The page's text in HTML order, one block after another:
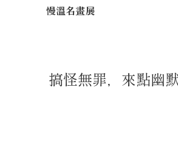
慢溫名畫展
搞怪無罪，來點幽